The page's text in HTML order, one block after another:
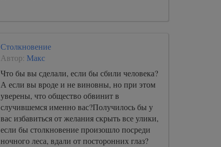
Столкновение
Автор: Макс
Что бы вы сделали, если бы сбили человека?
А если вы вроде и не виновны, но при этом
уверены, что общество обвинит в
случившемся именно вас?Получилось бы у
вас избавиться от желания скрыть все улики,
если бы столкновение произошло посреди
ночного леса, вдали от посторонних глаз?